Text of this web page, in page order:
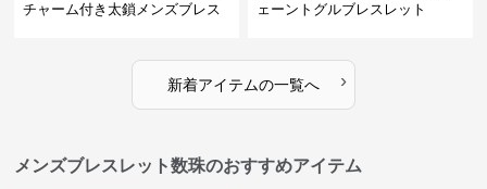
チャーム付き太鎖メンズブレス
ェーントグルブレスレット
新着アイテムの一覧へ ›
メンズブレスレット数珠のおすすめアイテム